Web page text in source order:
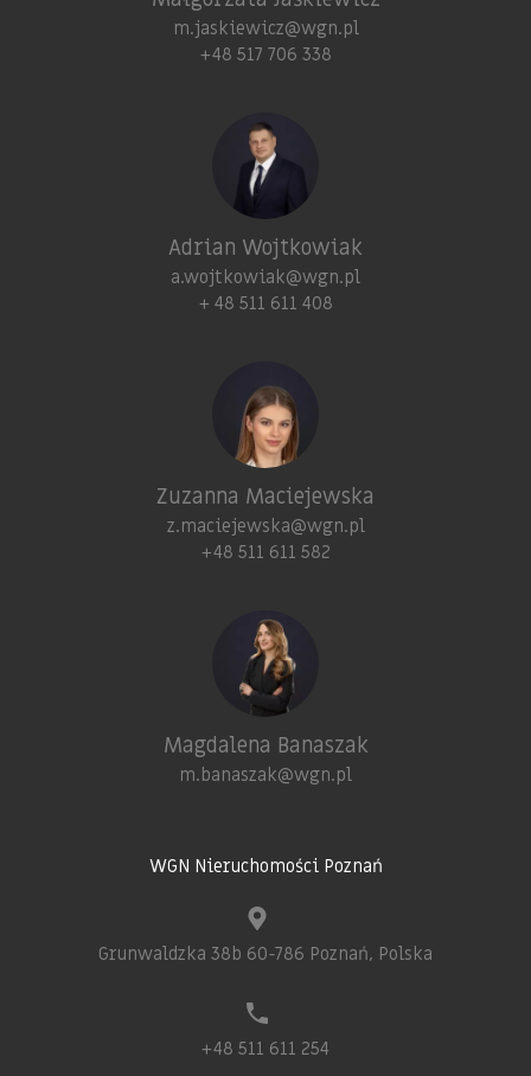
m.jaskiewicz@wgn.pl
+48 517 706 338
Adrian Wojtkowiak
a.wojtkowiak@wgn.pl
+ 48 511 611 408
Zuzanna Maciejewska
z.maciejewska@wgn.pl
+48 511 611 582
Magdalena Banaszak
m.banaszak@wgn.pl
WGN Nieruchomości Poznań
Grunwaldzka 38b 60-786 Poznań, Polska
+48 511 611 254